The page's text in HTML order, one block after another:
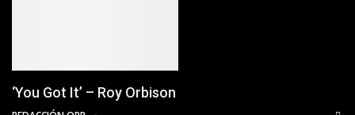
‘You Got It’ – Roy Orbison